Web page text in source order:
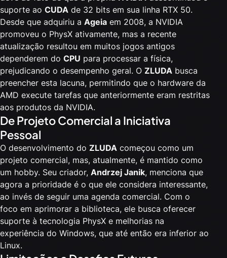
suporte ao CUDA de 32 bits em sua linha RTX 50.
Desde que adquiriu a Ageia em 2008, a NVIDIA
promoveu o PhysX ativamente, mas a recente
atualização resultou em muitos jogos antigos
dependerem do CPU para processar a física,
prejudicando o desempenho geral. O ZLUDA busca
preencher esta lacuna, permitindo que o hardware da
AMD execute tarefas que anteriormente eram restritas
aos produtos da NVIDIA.
De Projeto Comercial a Iniciativa
Pessoal
O desenvolvimento do ZLUDA começou como um
projeto comercial, mas, atualmente, é mantido como
um hobby. Seu criador, Andrzej Janik, menciona que
agora a prioridade é o que ele considera interessante,
ao invés de seguir uma agenda comercial. Com o
foco em aprimorar a biblioteca, ele busca oferecer
suporte à tecnologia PhysX e melhorias na
experiência do Windows, que até então era inferior ao
Linux.